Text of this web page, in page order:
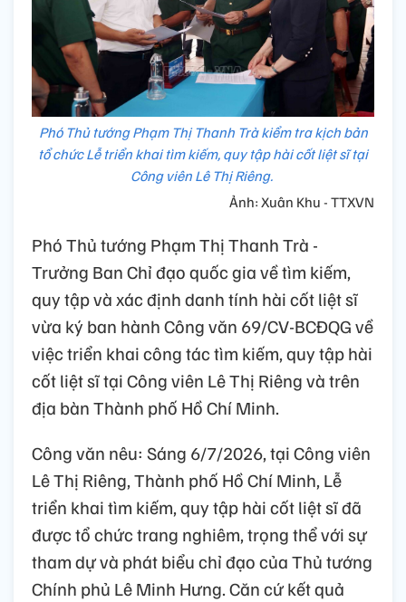
Phó Thủ tướng Phạm Thị Thanh Trà kiểm tra kịch bản
tổ chức Lễ triển khai tìm kiếm, quy tập hài cốt liệt sĩ tại
Công viên Lê Thị Riêng.
Ảnh: Xuân Khu - TTXVN
Phó Thủ tướng Phạm Thị Thanh Trà -
Trưởng Ban Chỉ đạo quốc gia về tìm kiếm,
quy tập và xác định danh tính hài cốt liệt sĩ
vừa ký ban hành Công văn 69/CV-BCĐQG về
việc triển khai công tác tìm kiếm, quy tập hài
cốt liệt sĩ tại Công viên Lê Thị Riêng và trên
địa bàn Thành phố Hồ Chí Minh.
Công văn nêu: Sáng 6/7/2026, tại Công viên
Lê Thị Riêng, Thành phố Hồ Chí Minh, Lễ
triển khai tìm kiếm, quy tập hài cốt liệt sĩ đã
được tổ chức trang nghiêm, trọng thể với sự
tham dự và phát biểu chỉ đạo của Thủ tướng
Chính phủ Lê Minh Hưng. Căn cứ kết quả